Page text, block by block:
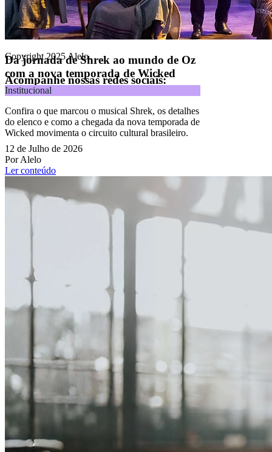
Da jornada de Shrek ao mundo de Oz
com a nova temporada de Wicked
Institucional
Confira o que marcou o musical Shrek, os detalhes
do elenco e como a chegada da nova temporada de
Wicked movimenta o circuito cultural brasileiro.
12 de Julho de 2026
Por Alelo
Ler conteúdo
CNPJ 09.092.759/0001-16 | Alameda Xingu, 512, 3º andar, parte,
Alphaville, Barueri/SP | CEP 06455-030
Todos os direitos reservados.
Copyright 2025 Alelo.
Acompanhe nossas redes sociais: